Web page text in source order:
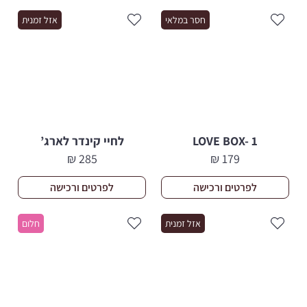
חסר במלאי
LOVE BOX- 1
179
₪
לפרטים ורכישה
אזל זמנית
לחיי קינדר לארג’
285
₪
לפרטים ורכישה
אזל זמנית חלום